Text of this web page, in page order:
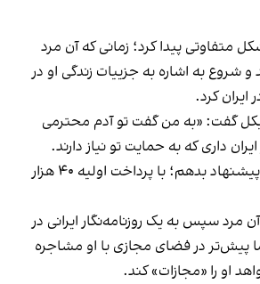
متفاوتی پیدا کرد؛ زمانی که آن مرد
و شروع به اشاره به جزییات زندگی او در
ایران کرد.
گفت: «به من گفت تو آدم محترمی
داری که به حمایت تو نیاز دارند.
می‌خواهم کاری به تو پیشنهاد بدهم؛ با پرداخت اولیه ۴۰ هزار
مرد سپس به یک روزنامه‌نگار ایرانی در
پیش‌تر در فضای مجازی با او مشاجره
او را «مجازات» کند.